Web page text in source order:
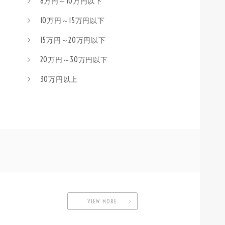
10万円～15万円以下
15万円～20万円以下
20万円～30万円以下
30万円以上
VIEW MORE